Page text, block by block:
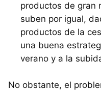
productos de gran
suben por igual,
productos de la
una buena
verano y a la
No obstante, el